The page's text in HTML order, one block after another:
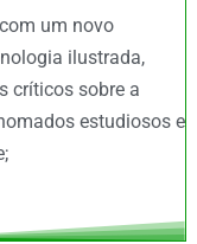
um novo
ilustrada,
críticos sobre a
estudiosos e